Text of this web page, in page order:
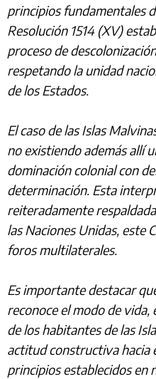
principios fundamentales
Resolución 1514 (XV)
proceso de
respetando la unidad
de los Estados.
El caso de las Islas
no existiendo además allí
dominación colonial con
determinación. Esta
reiteradamente
las Naciones Unidas, este
foros multilaterales.
Es importante destacar
reconoce el modo de
de los habitantes de las
actitud constructiva hacia
principios establecidos en